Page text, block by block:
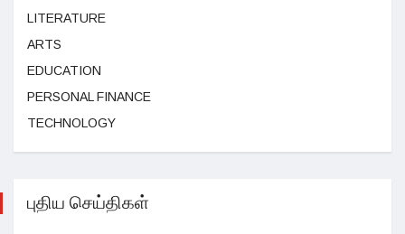
LITERATURE
ARTS
EDUCATION
PERSONAL FINANCE
TECHNOLOGY
புதிய செய்திகள்